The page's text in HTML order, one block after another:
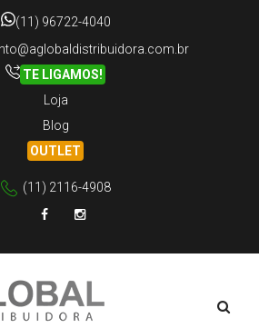
(11) 96722-4040
TE LIGAMOS!
Loja
Blog
OUTLET
(11) 2116-4908